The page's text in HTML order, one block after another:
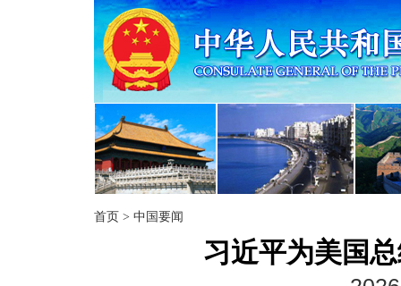
首页 > 中国要闻
习近平为美国